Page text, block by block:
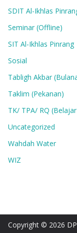
SDIT Al-Ikhlas
Seminar (Offline)
SIT Al-Ikhlas Pinrang
Sosial
Tabligh Akbar
Taklim (Pekanan)
TK/ TPA/ RQ
Uncategorized
Wahdah Water
WIZ
Copyright © 2026